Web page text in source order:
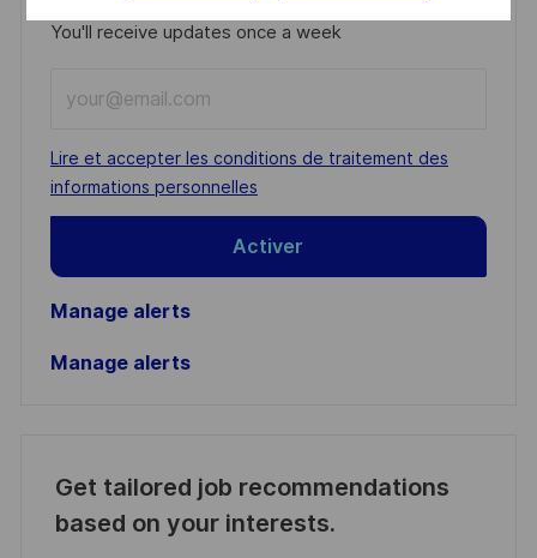
You'll receive updates once a week
Email
address
(Required)
Required
Lire et accepter les conditions de traitement des
informations personnelles
Activer
Manage alerts
Manage alerts
Get tailored job recommendations
based on your interests.